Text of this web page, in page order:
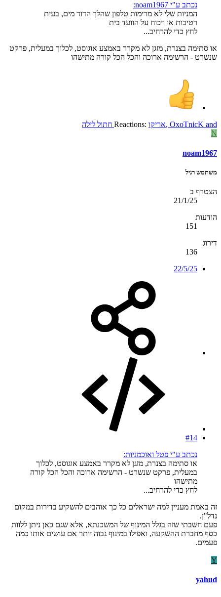
נכתב ע"י noam1967:
המניות שלי לא מרימות טלפון שהלך הדוד מים, בעית
רטיבות או ויכוח על הוועד בית
לחץ כדי להרחיב...
או סתימה בצנרת, מזגן לא מקרר באמצע אוגוסט, לכלוך במעלית, פרקט
שנשרט - הרשימה ארוכה והכל הכל קורה מתישהו
Reactions: אריקו, OxoTnicK and
חתול לילה
N
noam1967
משתמש רגיל
הצטרף ב
21/1/25
הודעות
151
דירוג
136
22/5/25
#14
נכתב ע"י פטל ואוכמניות:
או סתימה בצנרת, מזגן לא מקרר באמצע אוגוסט, לכלוך
במעלית, פרקט שנשרט - הרשימה ארוכה והכל הכל קורה
מתישהו
לחץ כדי להרחיב...
זה באמת מעניין למה ישראלים כל כך אוהבים להשקיע בדירות במקום
נדל"ן.
פעם חשבתי שזה בגלל המינוף של המשכנתא, אלא שגם כאן ניתן ללוות
כסף מחברת ההשקעה, ואפילו במינוף גבוה יותר אם עושים אותו כמה
פעמים.
Y
yahud